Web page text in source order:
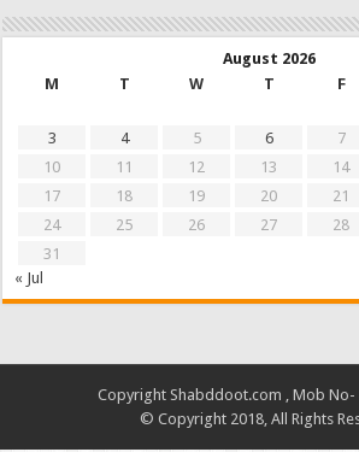
August 2026
M
T W T F
3
4 5 6 7
10
11 12 13 14
17
18 19 20 21
24
25 26 27 28
31
« Jul
Copyright Shabddoot.com , Mob No-
© Copyright 2018, All Rights